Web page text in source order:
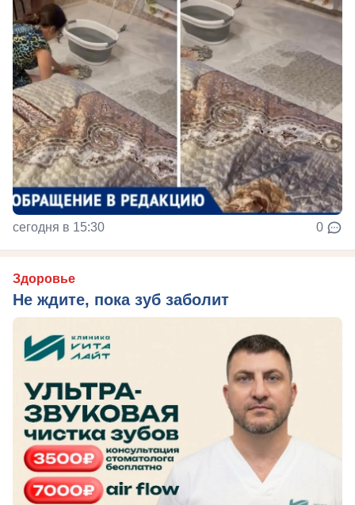
сегодня в 15:30 0
Здоровье
Не ждите, пока зуб заболит